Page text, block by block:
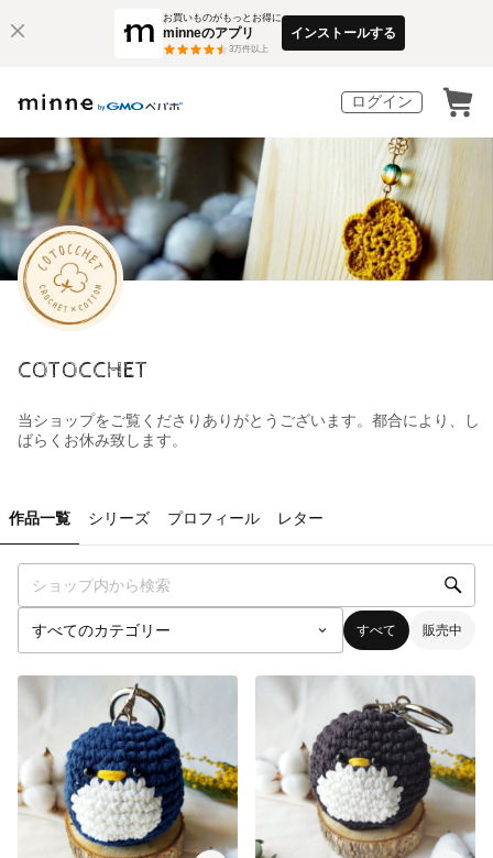
お買いものがもっとお得に
minneのアプリ
3万件以上
インストールする
ログイン
COTOCCHET
当ショップをご覧くださりありがとうございます。都合により、し
ばらくお休み致します。
作品一覧 シリーズ プロフィール レター
すべて 販売中